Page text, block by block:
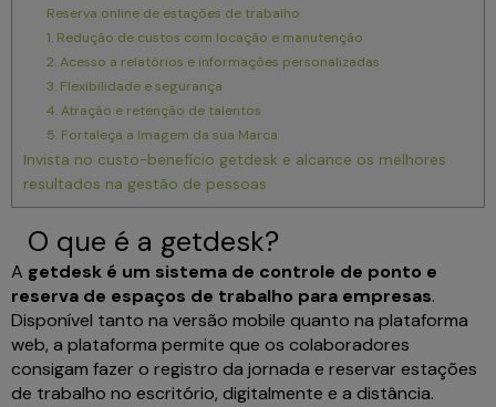
Reserva online de estações de trabalho
1. Redução de custos com locação e manutenção
2. Acesso a relatórios e informações personalizadas
3. Flexibilidade e segurança
4. Atração e retenção de talentos
5. Fortaleça a Imagem da sua Marca
Invista no custo-benefício getdesk e alcance os melhores
resultados na gestão de pessoas
O que é a getdesk?
A getdesk é um sistema de controle de ponto e
reserva de espaços de trabalho para empresas.
Disponível tanto na versão mobile quanto na plataforma
web, a plataforma permite que os colaboradores
consigam fazer o registro da jornada e reservar estações
de trabalho no escritório, digitalmente e a distância.